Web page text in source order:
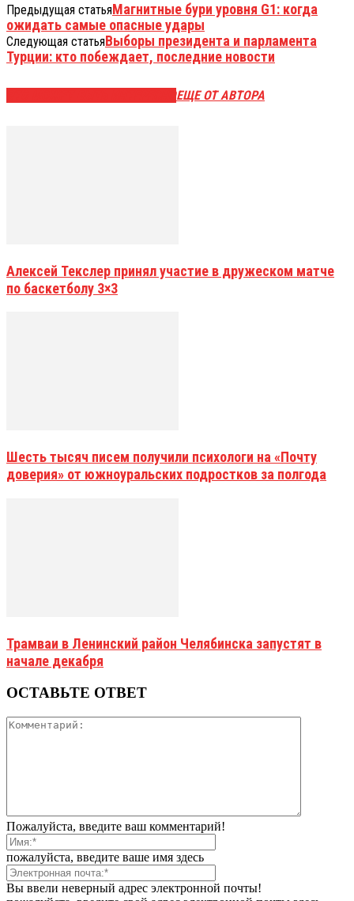
Предыдущая статьяМагнитные бури уровня G1: когда
ожидать самые опасные удары
Следующая статьяВыборы президента и парламента
Турции: кто побеждает, последние новости
ЕЩЕ ОТ АВТОРА
Алексей Текслер принял участие в дружеском матче
по баскетболу 3×3
Шесть тысяч писем получили психологи на «Почту
доверия» от южноуральских подростков за полгода
Трамваи в Ленинский район Челябинска запустят в
начале декабря
ОСТАВЬТЕ ОТВЕТ
Пожалуйста, введите ваш комментарий!
пожалуйста, введите ваше имя здесь
Вы ввели неверный адрес электронной почты!